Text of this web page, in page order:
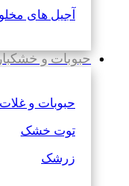
آجیل های
حبوبات و
حبوبات و غلات
توت خشک
زرشک